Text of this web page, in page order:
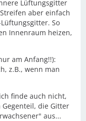
Lüftungsgitter
aber einfach
So
Innenraum heizen,
am Anfang!!):
z.B., wenn man
finde auch nicht,
die Gitter
aus...